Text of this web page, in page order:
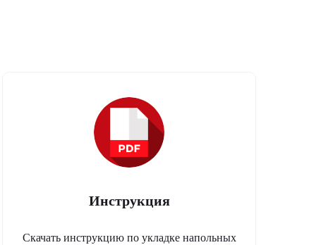
Инструкция
Скачать инструкцию по укладке напольных